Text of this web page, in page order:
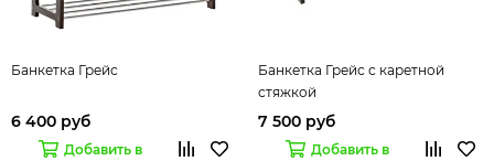
Банкетка Грейс
6 400 руб
Добавить в
Банкетка Грейс с каретной
стяжкой
7 500 руб
Добавить в